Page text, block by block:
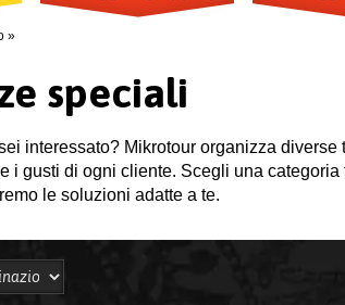
»
speciali
interessato? Mikrotour organizza
i gusti di ogni cliente. Scegli una
le soluzioni adatte a te.